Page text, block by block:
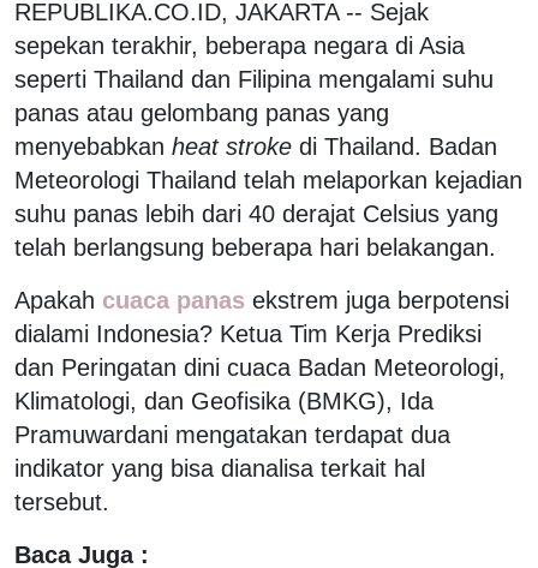
REPUBLIKA.CO.ID, JAKARTA -- Sejak
sepekan terakhir, beberapa negara di Asia
seperti Thailand dan Filipina mengalami suhu
panas atau gelombang panas yang
menyebabkan heat stroke di Thailand. Badan
Meteorologi Thailand telah melaporkan kejadian
suhu panas lebih dari 40 derajat Celsius yang
telah berlangsung beberapa hari belakangan.
Apakah cuaca panas ekstrem juga berpotensi
dialami Indonesia? Ketua Tim Kerja Prediksi
dan Peringatan dini cuaca Badan Meteorologi,
Klimatologi, dan Geofisika (BMKG), Ida
Pramuwardani mengatakan terdapat dua
indikator yang bisa dianalisa terkait hal
tersebut.
Baca Juga :